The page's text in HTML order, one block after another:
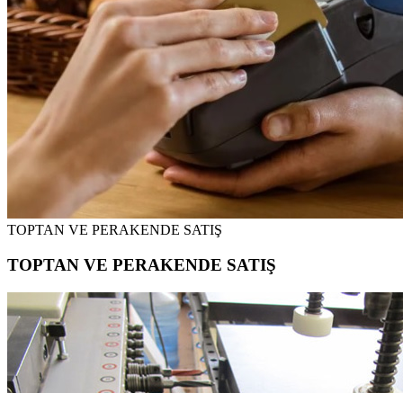
TOPTAN VE PERAKENDE SATIŞ
TOPTAN VE PERAKENDE SATIŞ